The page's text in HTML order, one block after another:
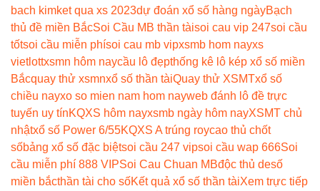
bach kimket qua xs 2023dự đoán xổ số hàng ngàyBạch
thủ đề miền BắcSoi Cầu MB thần tàisoi cau vip 247soi cầu
tốtsoi cầu miễn phísoi cau mb vipxsmb hom nayxs
vietlottxsmn hôm naycầu lô đẹpthống kê lô kép xổ số miền
Bắcquay thử xsmnxổ số thần tàiQuay thử XSMTxổ số
chiều nayxo so mien nam hom nayweb đánh lô đề trực
tuyến uy tínKQXS hôm nayxsmb ngày hôm nayXSMT chủ
nhậtxổ số Power 6/55KQXS A trúng roycao thủ chốt
sốbảng xổ số đặc biệtsoi cầu 247 vipsoi cầu wap 666Soi
cầu miễn phí 888 VIPSoi Cau Chuan MBđộc thủ desố
miền bắcthần tài cho sốKết quả xổ số thần tàiXem trực tiếp